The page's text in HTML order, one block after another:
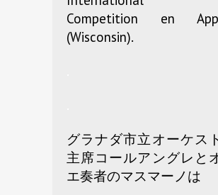
Competition en
(Wisconsin).
グラナダ市立オーケス
主席コールアングレと
エ奏者のマスマーノは